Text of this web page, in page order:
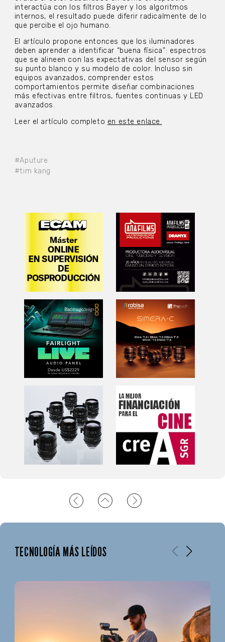
#Aputure
#tim kang
interactúa con los filtros Bayer y los algoritmos
internos, el resultado puede diferir radicalmente de lo
que percibe el ojo humano.
El artículo propone entonces que los iluminadores
deben aprender a identificar “buena física”: espectros
que se alineen con las expectativas del sensor según
su punto blanco y su modelo de color. Incluso sin
equipos avanzados, comprender estos
comportamientos permite diseñar combinaciones
más efectivas entre filtros, fuentes continuas y LED
avanzados.
Leer el artículo completo en este enlace.
TECNOLOGÍA MÁS LEÍDOS